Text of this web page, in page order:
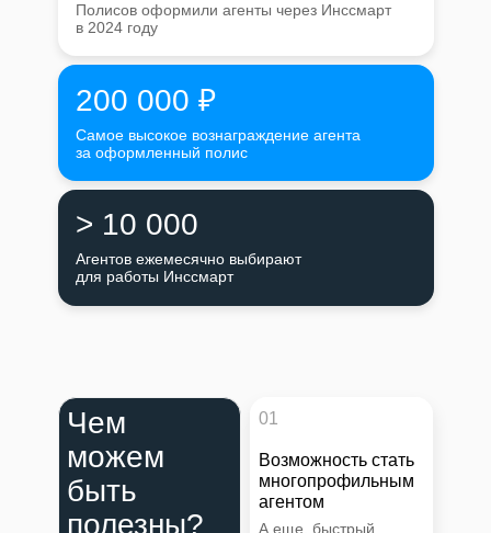
200 000 ₽
Самое высокое вознаграждение агента
за оформленный полис
Полисов оформили агенты через Инссмарт
в 2024 году
Агентов ежемесячно выбирают
для работы Инссмарт
> 10 000
Чем
можем
быть
полезны?
01
Возможность стать
многопрофильным
агентом
А еще, быстрый